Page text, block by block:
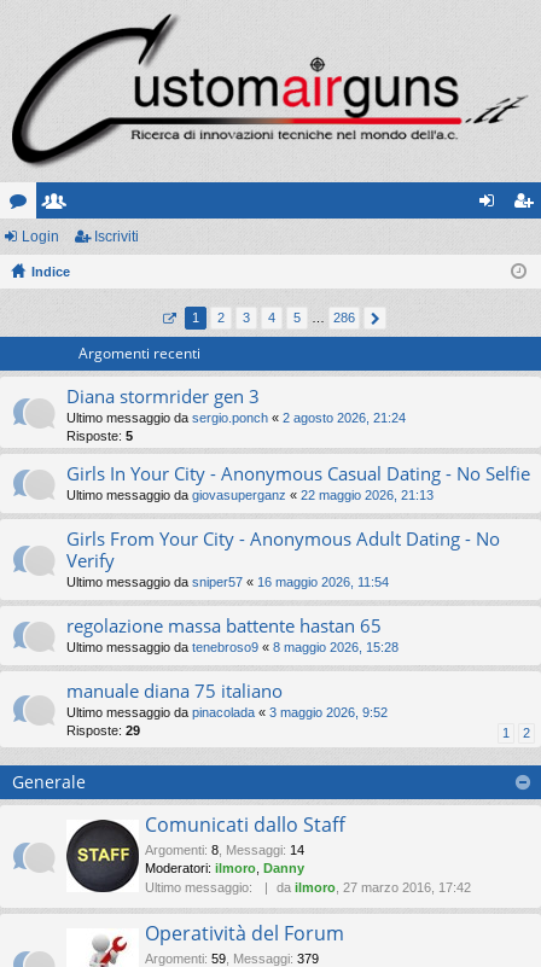
or
u
sc
ritt riv
Login Iscriviti
Indice
1 2 3 4 5 286
Argomenti recenti
Diana stormrider gen 3
Ultimo messaggio da sergio.ponch « 2 agosto 2026, 21:24
Risposte: 5
Girls In Your City - Anonymous Casual Dating - No Selfie
Ultimo messaggio da giovasuperganz « 22 maggio 2026, 21:13
Girls From Your City - Anonymous Adult Dating - No
Verify
Ultimo messaggio da sniper57 « 16 maggio 2026, 11:54
regolazione massa battente hastan 65
Ultimo messaggio da tenebroso9 « 8 maggio 2026, 15:28
manuale diana 75 italiano
Ultimo messaggio da pinacolada « 3 maggio 2026, 9:52
Risposte: 29 1 2
Generale
Comunicati dallo Staff
Argomenti: 8 Messaggi: 14
Moderatori: ilmoro Danny
Ultimo messaggio:
da ilmoro , 27 marzo 2016, 17:42
Operatività del Forum
Argomenti: 59 Messaggi: 379